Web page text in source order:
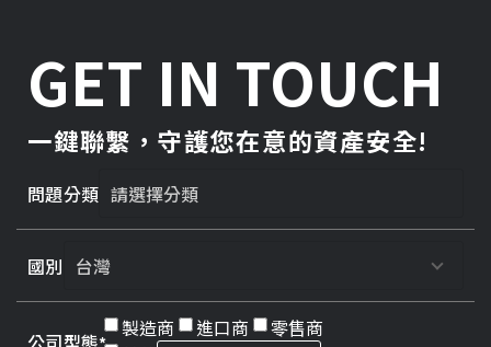
GET IN TOUCH
一鍵聯繫，守護您在意的資產安全!
問題分類
國別
公司型態
製造商 進口商
零售商